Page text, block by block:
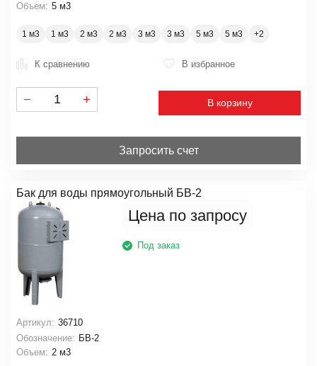
Объем: 5 м3
1 м3 1 м3 2 м3 2 м3 3 м3 3 м3 5 м3 5 м3
К сравнению В избранное
В корзину
Запросить счет
Бак для воды прямоугольный БВ-2
Цена по запросу
Под заказ
Артикул: 36710
Обозначение: БВ-2
Объем: 2 м3